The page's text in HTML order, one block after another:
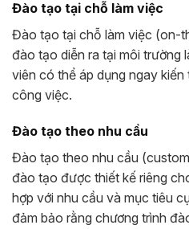
Đào tạo tại chỗ làm việc
Đào tạo tại chỗ làm việc (on-
đào tạo diễn ra tại môi trường
viên có thể áp dụng ngay
công việc.
Đào tạo theo nhu cầu
Đào tạo theo nhu cầu
đào tạo được thiết kế riêng
hợp với nhu cầu và mục tiêu
đảm bảo rằng chương trình